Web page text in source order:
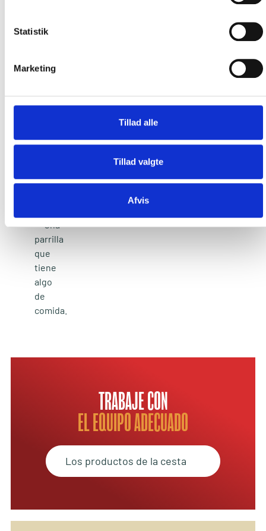
Statistik
Marketing
Tillad alle
Tillad valgte
Afvis
BARBACOA
Ver todos los accesorios
TRABAJE CON
EL EQUIPO ADECUADO
Los productos de la cesta